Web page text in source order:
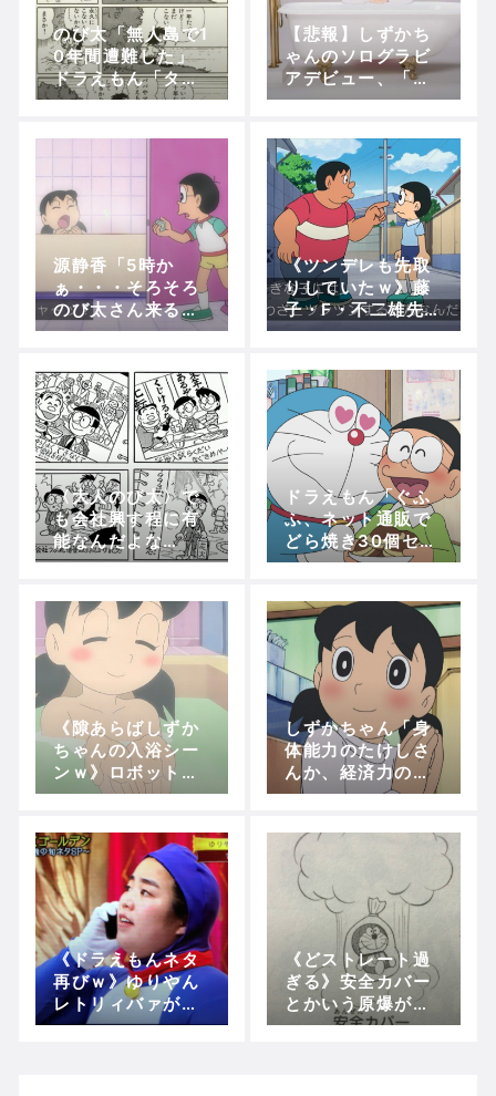
Powered by livedoor 相互RSS
のび太「無人島で1
0年間遭難した」
ドラえもん「タイ
ムふろしきで身体
ればセーフ」
【悲報】しずかち
ゃんのソログラビ
アデビュー、「こ
んなに萎えたのは
渦巻く…【ドラえ
もん】
源静香「5時か
ぁ・・・そろそろ
のび太さん来る頃
やしお風呂入る
《ツンデレも先取
りしていたｗ》藤
子・F・不二雄先
生、ジャイアンに
せてるｗｗｗｗｗ
〈大人のび太〉で
も会社興す程に有
能なんだよな
あ…！！
ドラえもん「ぐふ
ふ、ネット通販で
どら焼き30個セッ
ト買っちゃお」ﾎﾟ
《隙あらばしずか
ちゃんの入浴シー
ンｗ》ロボットに
なってもお風呂が
はのセンスｗｗｗ
ｗｗ(インスタント
ロボット)
しずかちゃん「身
体能力のたけしさ
んか、経済力のス
ネ夫か、人格と頭
か、ドラえもんの
のび太か…」
《ドラえもんネタ
再びｗ》ゆりやん
レトリィバァが
「苦労えもん 沖縄
《どストレート過
ぎる》安全カバー
とかいう原爆が落
ちても平気なひみ